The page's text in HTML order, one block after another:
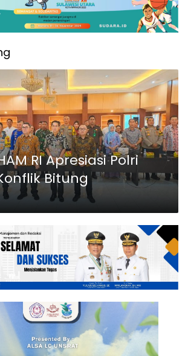
RI Apresiasi Polri
Bitung